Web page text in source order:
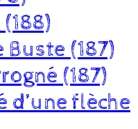
Buste (187)
(187)
d’une flèche